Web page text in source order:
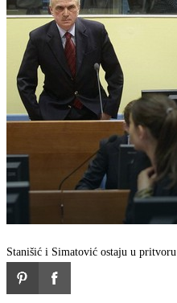
Stanišić i Simatović ostaju u pritvoru